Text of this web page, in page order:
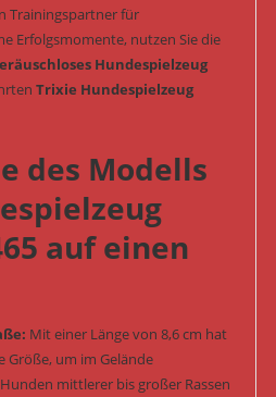
Trainingspartner für
Erfolgsmomente, nutzen Sie die
Hundespielzeug
Trixie Hundespielzeug
des Modells
auf einen
Mit einer Länge von 8,6 cm hat
Größe, um im Gelände
mittlerer bis großer Rassen